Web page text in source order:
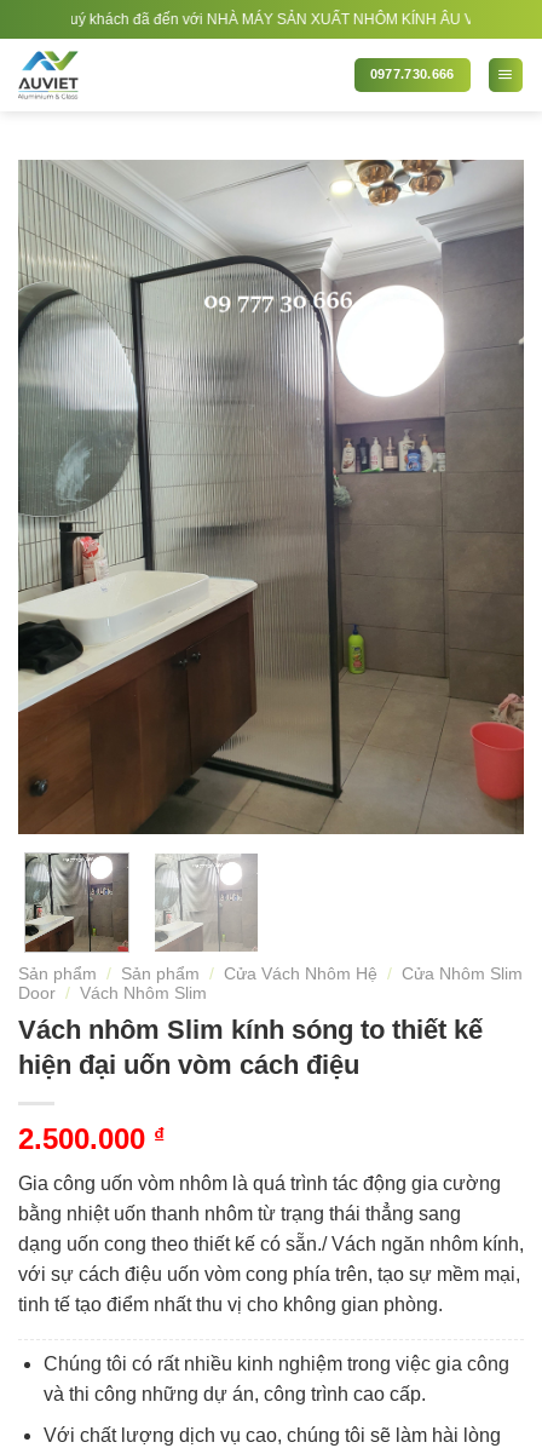
qua
nội
dung
khách đã đến với NHÀ MÁY SẢN XUẤT NHÔM KÍNH ÂU VIỆT. Nhà Sản
0977.730.666
Sản phẩm / Sản phẩm / Cửa Vách Nhôm Hệ / Cửa Nhôm Slim
Door / Vách Nhôm Slim
Vách nhôm Slim kính sóng to thiết kế
hiện đại uốn vòm cách điệu
2.500.000 ₫
Gia công uốn vòm nhôm là quá trình tác động gia cường
bằng nhiệt uốn thanh nhôm từ trạng thái thẳng sang
dạng uốn cong theo thiết kế có sẵn./ Vách ngăn nhôm kính,
với sự cách điệu uốn vòm cong phía trên, tạo sự mềm mại,
tinh tế tạo điểm nhất thu vị cho không gian phòng.
Chúng tôi có rất nhiều kinh nghiệm trong việc gia công
và thi công những dự án, công trình cao cấp.
Với chất lượng dịch vụ cao, chúng tôi sẽ làm hài lòng